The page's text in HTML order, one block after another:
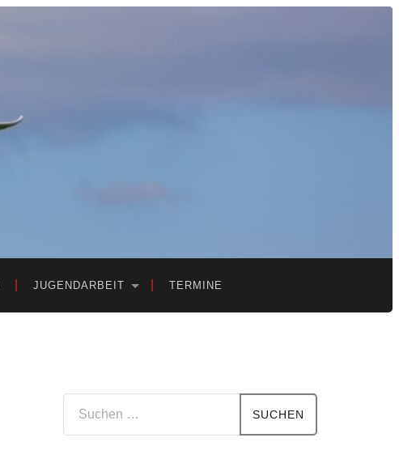
JUGENDARBEIT TERMINE
nach: